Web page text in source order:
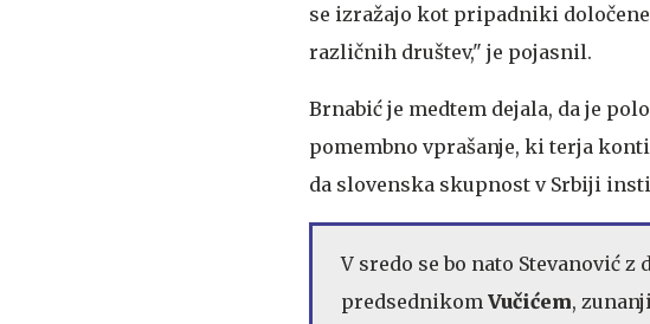
se izražajo kot pripadniki
različnih društev," je pojasnil.
Brnabić je medtem dejala, da je
pomembno vprašanje, ki terja
da slovenska skupnost v Srbiji
V sredo se bo nato Stevanović
predsednikom Vučićem,